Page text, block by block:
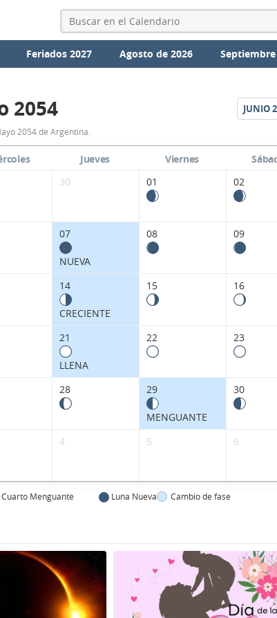
Feriados 2027 Agosto de 2026
Calendario
Lunar
Mayo
Argentina.
2054 JUNIO
2054 de Argentina.
Jueves Viernes
30 01 02
07
NUEVA
08 09
14
CRECIENTE
15 16
21
LLENA
22 23
28 29
MENGUANTE
30
4 5 6
Cuarto Menguante Luna Nueva Cambio de fase